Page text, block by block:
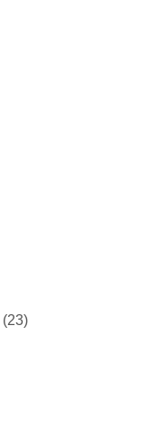
(23)